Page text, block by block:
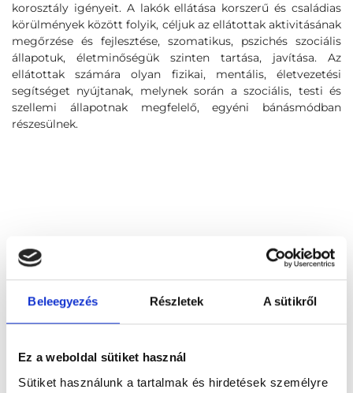
Beleegyezés Részletek A sütikről
Ez a weboldal sütiket használ
Sütiket használunk a tartalmak és hirdetések személyre
korosztály igényeit. A lakók ellátása korszerű és családias
körülmények között folyik, céljuk az ellátottak aktivitásának
megőrzése és fejlesztése, szomatikus, pszichés szociális
állapotuk, életminőségük szinten tartása, javítása. Az
ellátottak számára olyan fizikai, mentális, életvezetési
segítséget nyújtanak, melynek során a szociális, testi és
szellemi állapotnak megfelelő, egyéni bánásmódban
részesülnek.